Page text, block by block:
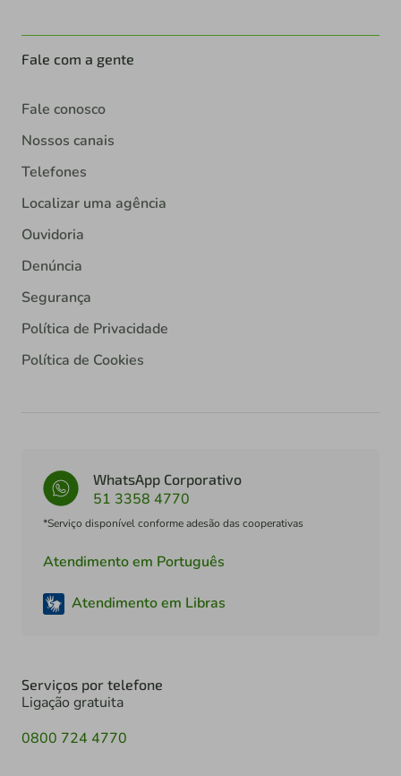
Fale com a gente
Fale conosco
Nossos canais
Telefones
Localizar uma agência
Ouvidoria
Denúncia
Segurança
Política de Privacidade
Política de Cookies
WhatsApp Corporativo
51 3358 4770
*Serviço disponível conforme adesão das cooperativas
Atendimento em Português
Atendimento em Libras
Serviços por telefone
Ligação gratuita
0800 724 4770